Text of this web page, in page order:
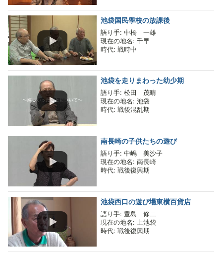
池袋国民學校の放課後
語り手: 中橋 一雄
現在の地名: 千早
時代: 戦時中
池袋を走りまわった幼少期
語り手: 松田 茂晴
現在の地名: 池袋
時代: 戦後混乱期
南長崎の子供たちの遊び
語り手: 中嶋 美沙子
現在の地名: 南長崎
時代: 戦後復興期
池袋西口の遊び場東横百貨店
語り手: 豊島 修二
現在の地名: 上池袋
時代: 戦後復興期